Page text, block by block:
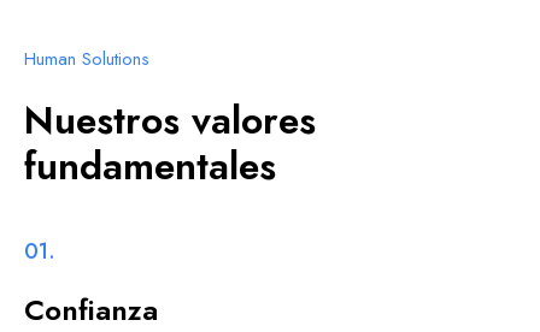
Human Solutions
Nuestros valores
fundamentales
01.
Confianza